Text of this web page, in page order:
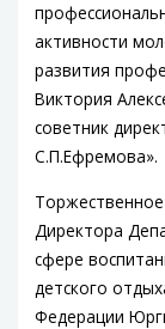
активности
развития
Виктория
советник
С.П.Ефремова».
Директора
сфере
детского
Федерации